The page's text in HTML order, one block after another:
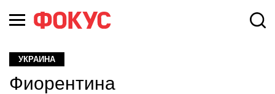
УКРАИНА
Фиорентина